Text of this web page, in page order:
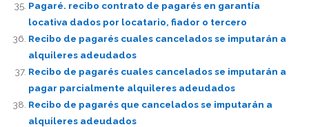
Pagaré. recibo contrato de pagarés en garantía
locativa dados por locatario, fiador o tercero
Recibo de pagarés cuales cancelados se imputarán a
alquileres adeudados
Recibo de pagarés cuales cancelados se imputarán a
pagar parcialmente alquileres adeudados
Recibo de pagarés que cancelados se imputarán a
alquileres adeudados